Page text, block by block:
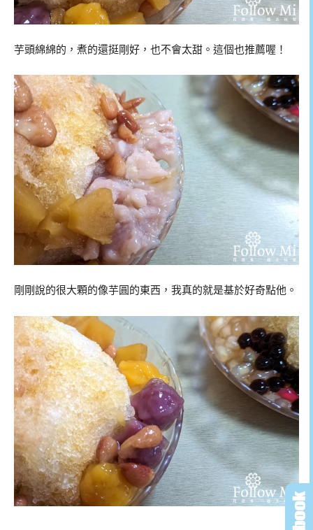
芋頭綿綿的，煮的還挺剛好，也不會太甜。這個也推薦喔！
剛剛說的很大顆的像芋圓的東西，我真的就是基於好奇點他。